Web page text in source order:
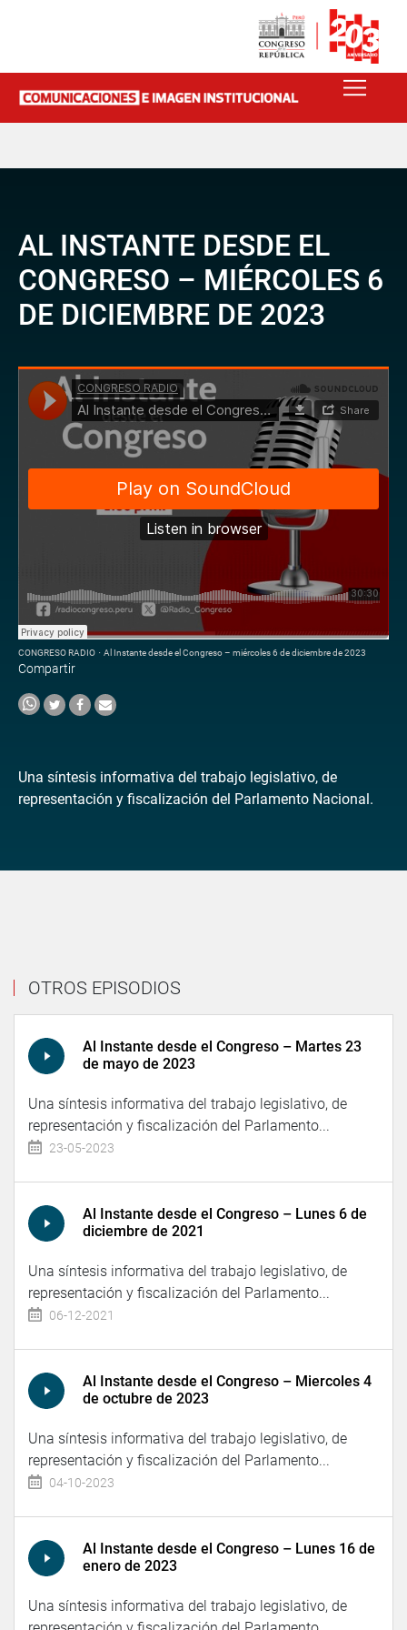
AL INSTANTE DESDE EL
CONGRESO – MIÉRCOLES 6
DE DICIEMBRE DE 2023
CONGRESO RADIO · Al Instante desde el Congreso – miércoles 6 de diciembre de 2023
Compartir
Una síntesis informativa del trabajo legislativo, de
representación y fiscalización del Parlamento Nacional.
OTROS EPISODIOS
Al Instante desde el Congreso – Martes 23
de mayo de 2023
Una síntesis informativa del trabajo legislativo, de
representación y fiscalización del Parlamento...
23-05-2023
Al Instante desde el Congreso – Lunes 6 de
diciembre de 2021
Una síntesis informativa del trabajo legislativo, de
representación y fiscalización del Parlamento...
06-12-2021
Al Instante desde el Congreso – Miercoles 4
de octubre de 2023
Una síntesis informativa del trabajo legislativo, de
representación y fiscalización del Parlamento...
04-10-2023
Al Instante desde el Congreso – Lunes 16 de
enero de 2023
Una síntesis informativa del trabajo legislativo, de